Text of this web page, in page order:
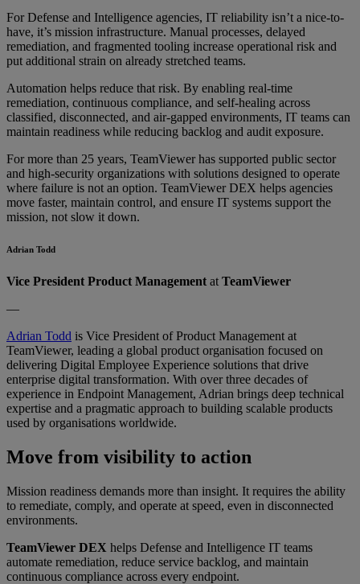
For Defense and Intelligence agencies, IT reliability isn’t a nice-to-
have, it’s mission infrastructure. Manual processes, delayed
remediation, and fragmented tooling increase operational risk and
put additional strain on already stretched teams.
Automation helps reduce that risk. By enabling real-time
remediation, continuous compliance, and self-healing across
classified, disconnected, and air-gapped environments, IT teams can
maintain readiness while reducing backlog and audit exposure.
For more than 25 years, TeamViewer has supported public sector
and high-security organizations with solutions designed to operate
where failure is not an option. TeamViewer DEX helps agencies
move faster, maintain control, and ensure IT systems support the
mission, not slow it down.
Adrian Todd
Vice President Product Management at TeamViewer
—
Adrian Todd is Vice President of Product Management at
TeamViewer, leading a global product organisation focused on
delivering Digital Employee Experience solutions that drive
enterprise digital transformation. With over three decades of
experience in Endpoint Management, Adrian brings deep technical
expertise and a pragmatic approach to building scalable products
used by organisations worldwide.
Move from visibility to action
Mission readiness demands more than insight. It requires the ability
to remediate, comply, and operate at speed, even in disconnected
environments.
TeamViewer DEX helps Defense and Intelligence IT teams
automate remediation, reduce service backlog, and maintain
continuous compliance across every endpoint.